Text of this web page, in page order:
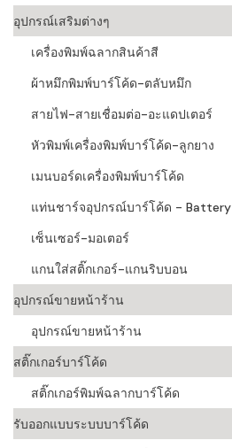
อุปกรณ์เสริมต่างๆ
เครื่องพิมพ์ฉลากสินค้าสี
ผ้าหมึกพิมพ์บาร์โค้ด-ตลับหมึก
สายไฟ-สายเชื่อมต่อ-อะแดปเตอร์
หัวพิมพ์เครื่องพิมพ์บาร์โค้ด-ลูกยาง
เมนบอร์ดเครื่องพิมพ์บาร์โค้ด
แท่นชาร์จอุปกรณ์บาร์โค้ด - Battery
เซ็นเซอร์-มอเตอร์
แกนใส่สติ๊กเกอร์-แกนริบบอน
อุปกรณ์ขายหน้าร้าน
อุปกรณ์ขายหน้าร้าน
สติ๊กเกอร์บาร์โค้ด
สติ๊กเกอร์พิมพ์ฉลากบาร์โค้ด
รับออกแบบระบบบาร์โค้ด